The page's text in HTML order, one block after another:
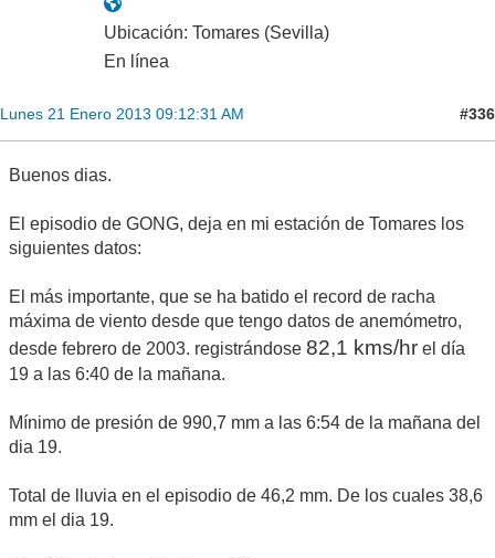
Ubicación: Tomares (Sevilla)
En línea
Lunes 21 Enero 2013 09:12:31 AM #336
Buenos dias.
El episodio de GONG, deja en mi estación de Tomares los
siguientes datos:
El más importante, que se ha batido el record de racha
máxima de viento desde que tengo datos de anemómetro,
desde febrero de 2003. registrándose 82,1 kms/hr el día
19 a las 6:40 de la mañana.
Mínimo de presión de 990,7 mm a las 6:54 de la mañana del
dia 19.
Total de lluvia en el episodio de 46,2 mm. De los cuales 38,6
mm el dia 19.